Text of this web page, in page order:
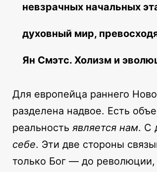
невзрачных начальных
духовный мир,
Ян Смэтс. Холизм и
Для европейца раннего
разделена надвое. Есть
реальность является нам. С
себе. Эти две стороны
только Бог — до